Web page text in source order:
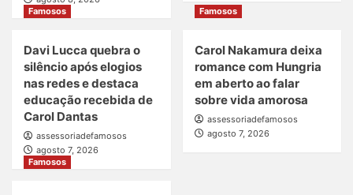
Famosos
Davi Lucca quebra o
silêncio após elogios
nas redes e destaca
educação recebida de
Carol Dantas
assessoriadefamosos
agosto 7, 2026
Famosos
Carol Nakamura deixa
romance com Hungria
em aberto ao falar
sobre vida amorosa
assessoriadefamosos
agosto 7, 2026
Famosos